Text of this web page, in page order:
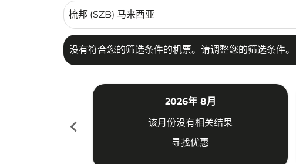
没有符合您的筛选条件的机票。请调整您的筛选条件。
chevron_left
2026年 8月
该月份没有相关结果
寻找优惠